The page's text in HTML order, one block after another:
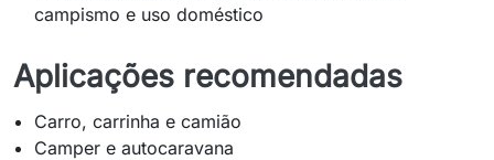
campismo e uso doméstico
Aplicações recomendadas
Carro, carrinha e camião
Camper e autocaravana